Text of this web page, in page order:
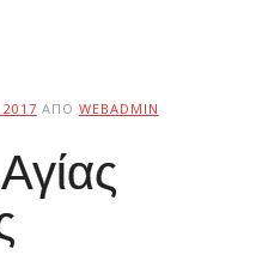
ΑΠΌ WEBADMIN